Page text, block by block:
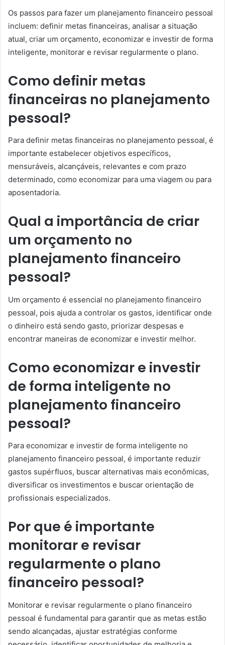
Os passos para fazer um planejamento financeiro pessoal
incluem: definir metas financeiras, analisar a situação
atual, criar um orçamento, economizar e investir de forma
inteligente, monitorar e revisar regularmente o plano.
Como definir metas
financeiras no planejamento
pessoal?
Para definir metas financeiras no planejamento pessoal, é
importante estabelecer objetivos específicos,
mensuráveis, alcançáveis, relevantes e com prazo
determinado, como economizar para uma viagem ou para
aposentadoria.
Qual a importância de criar
um orçamento no
planejamento financeiro
pessoal?
Um orçamento é essencial no planejamento financeiro
pessoal, pois ajuda a controlar os gastos, identificar onde
o dinheiro está sendo gasto, priorizar despesas e
encontrar maneiras de economizar e investir melhor.
Como economizar e investir
de forma inteligente no
planejamento financeiro
pessoal?
Para economizar e investir de forma inteligente no
planejamento financeiro pessoal, é importante reduzir
gastos supérfluos, buscar alternativas mais econômicas,
diversificar os investimentos e buscar orientação de
profissionais especializados.
Por que é importante
monitorar e revisar
regularmente o plano
financeiro pessoal?
Monitorar e revisar regularmente o plano financeiro
pessoal é fundamental para garantir que as metas estão
sendo alcançadas, ajustar estratégias conforme